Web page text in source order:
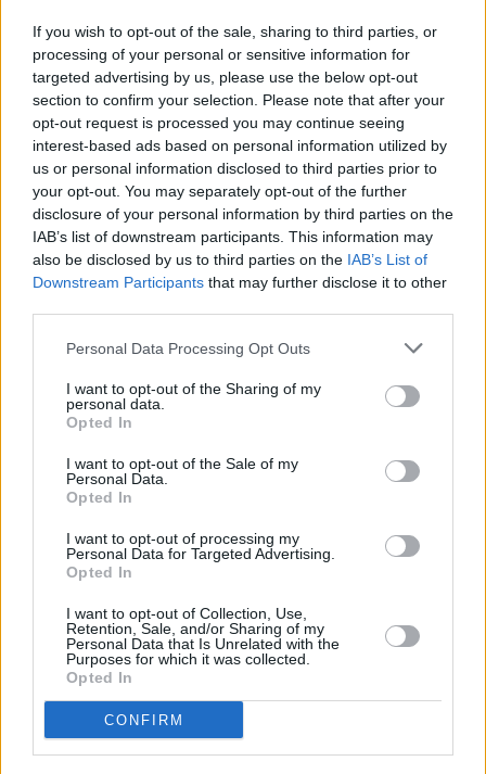
If you wish to opt-out of the sale, sharing to third parties, or
processing of your personal or sensitive information for
targeted advertising by us, please use the below opt-out
section to confirm your selection. Please note that after your
opt-out request is processed you may continue seeing
interest-based ads based on personal information utilized by
us or personal information disclosed to third parties prior to
your opt-out. You may separately opt-out of the further
disclosure of your personal information by third parties on the
IAB’s list of downstream participants. This information may
also be disclosed by us to third parties on the IAB’s List of
Downstream Participants that may further disclose it to other
Personal Data Processing Opt Outs
I want to opt-out of the Sharing of my
personal data.
Opted In
I want to opt-out of the Sale of my
Personal Data.
Opted In
I want to opt-out of processing my
Personal Data for Targeted Advertising.
Opted In
I want to opt-out of Collection, Use,
Retention, Sale, and/or Sharing of my
Personal Data that Is Unrelated with the
Purposes for which it was collected.
Opted In
CONFIRM
cómodo, contento. La adaptación al vestuario también fue
fluida y no tengo problemas. Tengo la suerte de que estoy
acertado de cara a puerta y espero que esto continúe
porque eso significaría que al equipo le vendrían bien mis
aportaciones”, concluye. La próxima cita del Linares
Deportivo pasa por el Estadio Municipal de la Juventud,
frente al Atlético Mancha Real, en lo que se refiere a los
cuartos de final de la II Copa de la Diputación, trofeo en el
que es el vigente campeón.